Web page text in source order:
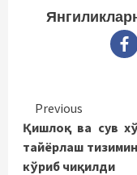
Continue
Reading
Previous
Қишлоқ ва сув
тайёрлаш
кўриб чиқилди